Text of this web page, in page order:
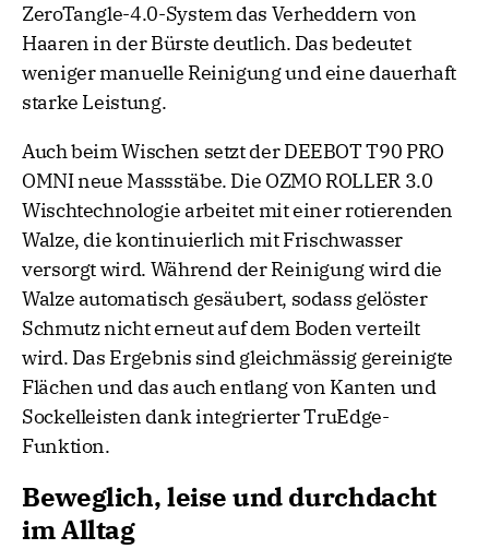
ZeroTangle-4.0-System das Verheddern von
Haaren in der Bürste deutlich. Das bedeutet
weniger manuelle Reinigung und eine dauerhaft
starke Leistung.
Auch beim Wischen setzt der DEEBOT T90 PRO
OMNI neue Massstäbe. Die OZMO ROLLER 3.0
Wischtechnologie arbeitet mit einer rotierenden
Walze, die kontinuierlich mit Frischwasser
versorgt wird. Während der Reinigung wird die
Walze automatisch gesäubert, sodass gelöster
Schmutz nicht erneut auf dem Boden verteilt
wird. Das Ergebnis sind gleichmässig gereinigte
Flächen und das auch entlang von Kanten und
Sockelleisten dank integrierter TruEdge-
Funktion.
Beweglich, leise und durchdacht
im Alltag